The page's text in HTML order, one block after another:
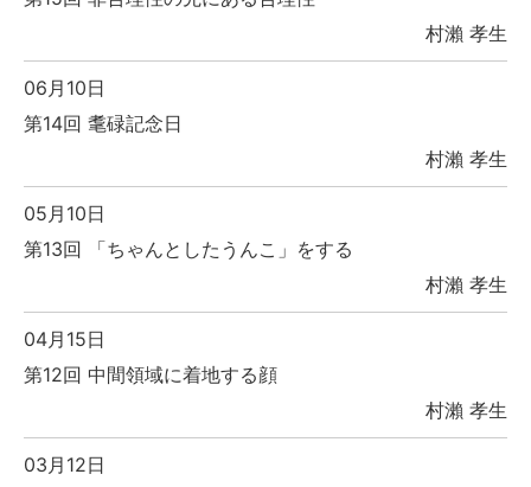
村瀨 孝生
06月10日
第14回 耄碌記念日
村瀨 孝生
05月10日
第13回 「ちゃんとしたうんこ」をする
村瀨 孝生
04月15日
第12回 中間領域に着地する顔
村瀨 孝生
03月12日